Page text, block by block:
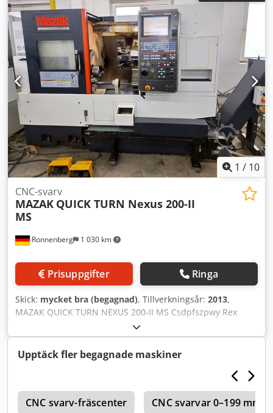
150 mm z2-axel: 1030 mm Spindeltimmar: ca 700 h
Tillbehör: Svarvbock, spåntransportör Maskinen är enligt
vår bedömning i mycket gott begagnat skick och kan ses
under ström efter överenskommelse. Tillbehör, avbildade
verktyg och spännmedel ingår endast om detta
uttryckligen anges i tilläggsinformationen. Ändringar och
fel i tekniska data samt mellanförsäljning förbehålles!
1 / 10
Ronnenberg 1 030 km
CNC-svarv
MAZAK QUICK TURN Nexus 200-II
MS
Prisuppgifter Ringa
Skick: mycket bra (begagnad), Tillverkningsår: 2013,
MAZAK QUICK TURN NEXUS 200-II MS Csdpfszpwy Rex
Apyerf Maximal bearbetningsdiameter: 380 mm Maximal
bearbetningslängd: 511 mm Maximal fräshastighet: 4 500
varv/min Maximal spindelhastighet: 5 000 varv/min
Maximal stångdiameter: 65 mm Maskinen är utrustad
svarvchuck Kitagawa 200 mm - Hydraulisk svarvchuck
Kitagawa 160 mm för motspindel -
Upptäck fler begagnade maskiner
CNC svarv-fräscenter CNC svarvar 0–199 mm